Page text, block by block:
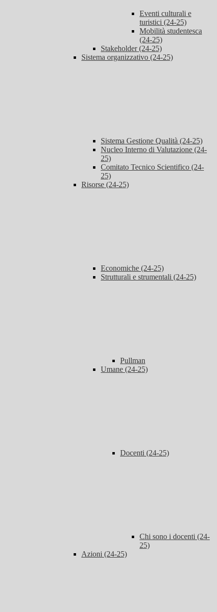
Eventi culturali e
turistici (24-25)
Mobilità studentesca
(24-25)
Stakeholder (24-25)
Sistema organizzativo (24-25)
Sistema Gestione Qualità (24-25)
Nucleo Interno di Valutazione (24-
25)
Comitato Tecnico Scientifico (24-
25)
Risorse (24-25)
Economiche (24-25)
Strutturali e strumentali (24-25)
Pullman
Umane (24-25)
Docenti (24-25)
Chi sono i docenti (24-
25)
Azioni (24-25)